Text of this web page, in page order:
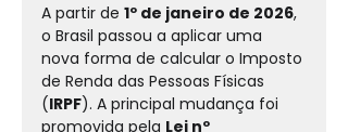
A partir de 1º de janeiro de 2026,
o Brasil passou a aplicar uma
nova forma de calcular o Imposto
de Renda das Pessoas Físicas
(IRPF). A principal mudança foi
promovida pela Lei nº